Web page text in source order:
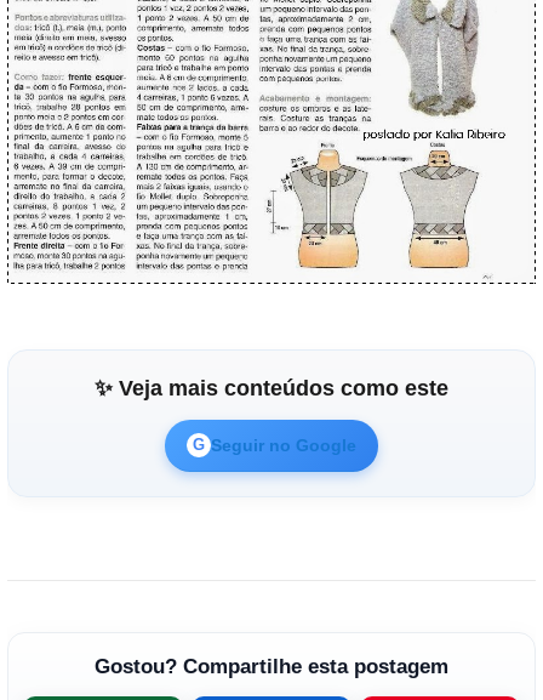
✨ Veja mais conteúdos como este
G Seguir no Google
Gostou? Compartilhe esta postagem